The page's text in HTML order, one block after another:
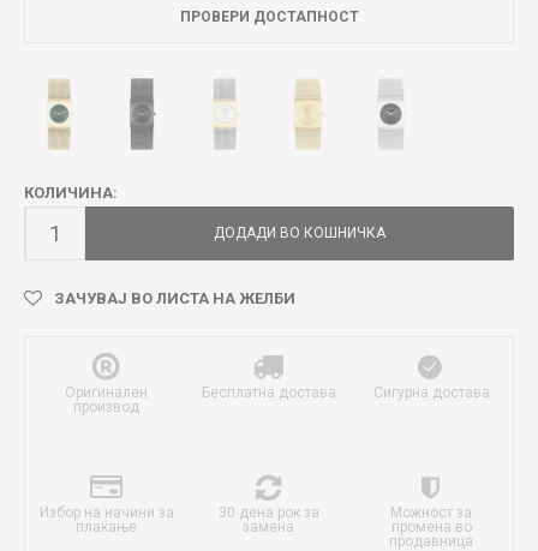
ПРОВЕРИ ДОСТАПНОСТ
КОЛИЧИНА:
ДОДАДИ ВО КОШНИЧКА
ЗАЧУВАЈ ВО ЛИСТА НА ЖЕЛБИ
Оригинален
производ
Бесплатна достава Сигурна достава
Избор на начини за
плаќање
30 дена рок за
замена
Можност за
промена во
продавница